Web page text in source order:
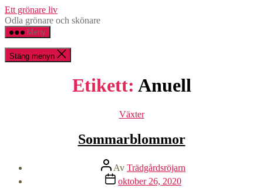
Hoppa
till
innehåll
Ett grönare liv
Odla grönare och skönare
Meny
Stäng menyn
Etikett: Anuell
Kategorier
Växter
Sommarblommor
Inläggsförfattare
Av Trädgårdsröjarn
Inläggsdatum
oktober 26, 2020